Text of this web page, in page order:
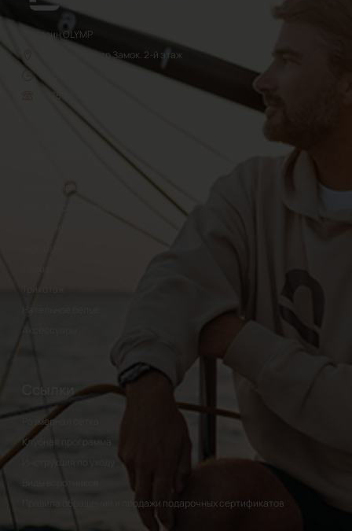
Магазин OLYMP
Торговый центр Замок. 2-й этаж
10:00 - 22:00, без выходных
+375 29 1702470
Коллекционные
Аксессуары
Размерная сетка
Клубная программа
Виды воротников
Правила обращения и продажи подарочных сертификатов